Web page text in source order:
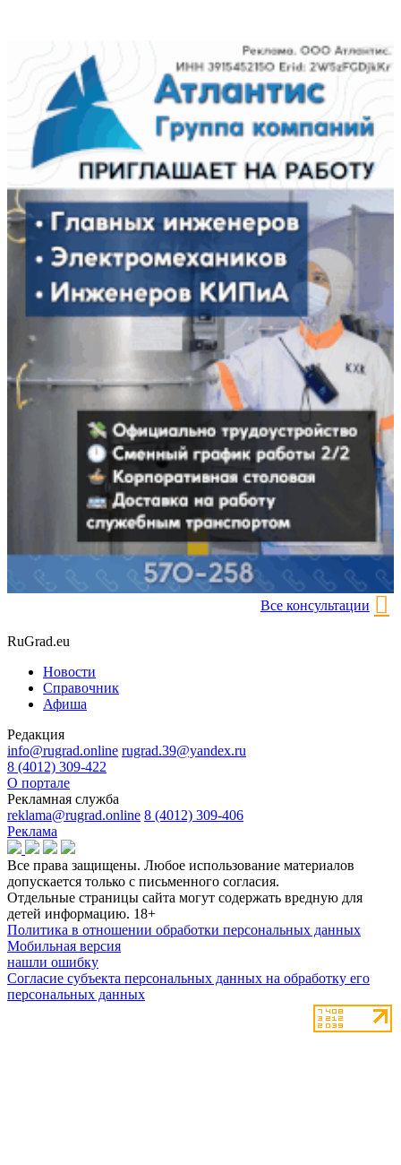
Все консультации
RuGrad.eu
Новости
Справочник
Афиша
Редакция
info@rugrad.online rugrad.39@yandex.ru
8 (4012) 309-422
О портале
Рекламная служба
reklama@rugrad.online 8 (4012) 309-406
Реклама
Все права защищены. Любое использование материалов
допускается только с письменного согласия.
Отдельные страницы сайта могут содержать вредную для
детей информацию. 18+
Политика в отношении обработки персональных данных
Мобильная версия
нашли ошибку
Согласие субъекта персональных данных на обработку его
персональных данных